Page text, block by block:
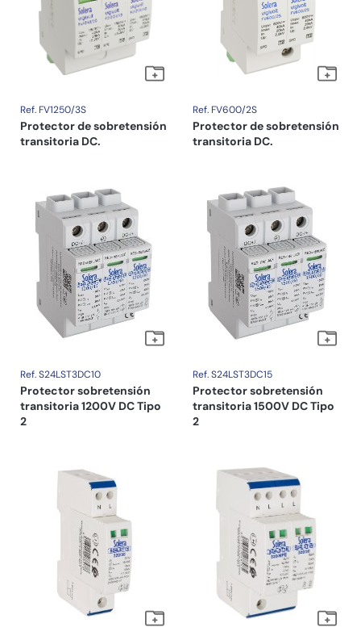
Ref. FV1250/3S
Protector de sobretensión
transitoria DC.
Ref. FV600/2S
Protector de sobretensión
transitoria DC.
Ref. S24LST3DC10
Protector sobretensión
transitoria 1200V DC Tipo
2
Ref. S24LST3DC15
Protector sobretensión
transitoria 1500V DC Tipo
2